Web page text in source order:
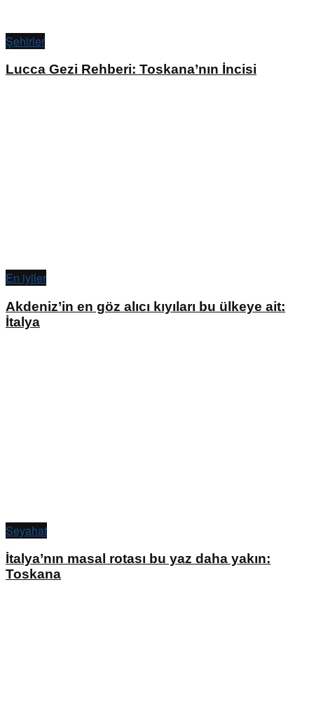
Şehirler
Lucca Gezi Rehberi: Toskana’nın İncisi
En iyiler
Akdeniz’in en göz alıcı kıyıları bu ülkeye ait:
İtalya
Seyahat
İtalya’nın masal rotası bu yaz daha yakın:
Toskana